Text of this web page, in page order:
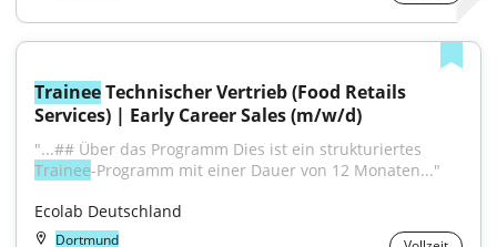
Trainee Technischer Vertrieb (Food Retails
Services) | Early Career Sales (m/w/d)
Trainee-Programm mit einer Dauer von 12 Monaten..."
Ecolab Deutschland
Dortmund